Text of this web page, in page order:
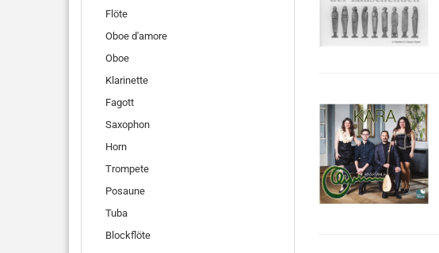
Flöte
Oboe d'amore
Oboe
Klarinette
Fagott
Saxophon
Horn
Trompete
Posaune
Tuba
Blockflöte